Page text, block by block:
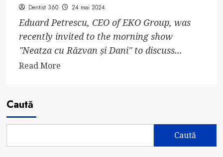
Dentist 360 24 mai 2024
Eduard Petrescu, CEO of EKO Group, was
recently invited to the morning show
"Neatza cu Răzvan și Dani" to discuss...
Read MoreRead
CEO
Caută
Caută